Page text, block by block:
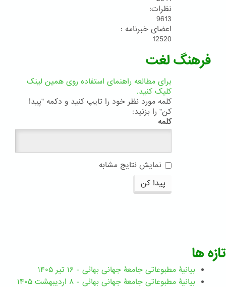
نظرات:
9613
اعضای خبرنامه :
12520
فرهنگ لغت
برای مطالعه راهنمای استفاده روی همین لینک
کلیک کنید.
کلمه مورد نظر خود را تایپ کنید و دکمه "پیدا
کن" را بزنید:
کلمه
نمایش نتایج مشابه
پیدا کن
تازه ها
بیانیۀ مطبوعاتی جامعۀ جهانی بهائی - ۱۶ تیر ۱۴۰۵
بیانیۀ مطبوعاتی جامعۀ جهانی بهائی - ۸ اردیبهشت ۱۴۰۵